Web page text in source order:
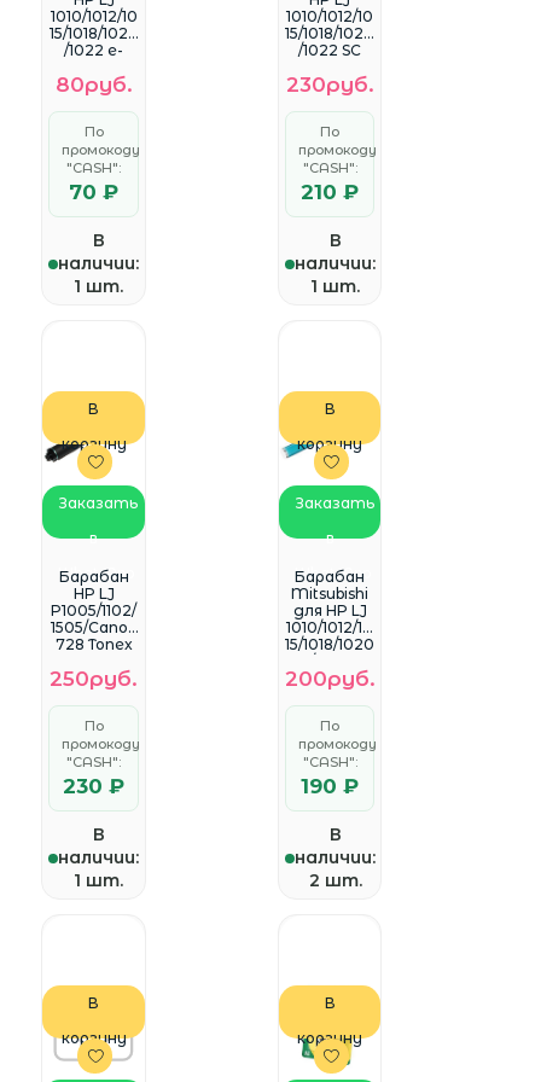
1010/1012/10
15/1018/1020
/1022 e-
80руб.
По
промокоду
"CASH":
70 ₽
В
наличии:
1 шт.
1010/1012/10
15/1018/1020
/1022 SC
230руб.
По
промокоду
"CASH":
210 ₽
В
наличии:
1 шт.
В
корзину
Заказать
в
WhatsApp
Барабан
HP LJ
P1005/1102/
1505/Canon
728 Tonex
250руб.
По
промокоду
"CASH":
230 ₽
В
наличии:
1 шт.
В
корзину
Заказать
в
WhatsApp
Барабан
Mitsubishi
для HP LJ
1010/1012/10
15/1018/1020
200руб.
По
промокоду
"CASH":
190 ₽
В
наличии:
2 шт.
В
корзину
В
корзину